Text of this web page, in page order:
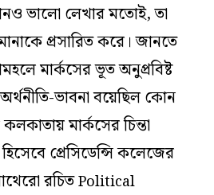
ভালো লেখার মতোই, তা
প্রসারিত করে। জানতে
মার্কসের ভূত অনুপ্রবিষ্ট
ভাবনা বয়েছিল কোন
মার্কসের চিন্তা
প্রেসিডেন্সি কলেজের
রচিতPolitical